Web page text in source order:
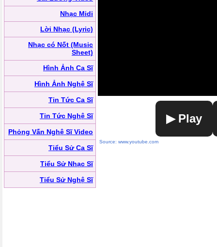
Nhạc Midi
Lời Nhạc (Lyric)
Nhạc có Nốt (Music
Sheet)
Hình Ảnh Ca Sĩ
Hình Ảnh Nghệ Sĩ
Tin Tức Ca Sĩ
Tin Tức Nghệ Sĩ
Phỏng Vấn Nghệ Sĩ Video
Tiểu Sử Ca Sĩ
Tiểu Sử Nhạc Sĩ
Tiểu Sử Nghệ Sĩ
▶ Play
Source: www.youtube.com